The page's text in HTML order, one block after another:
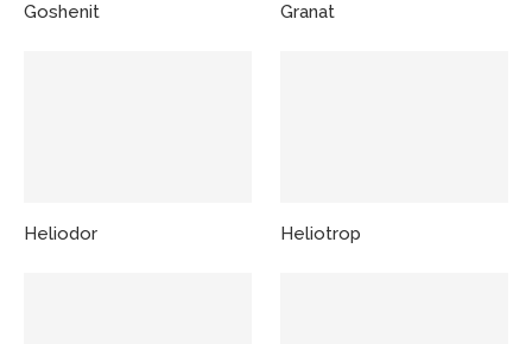
Goshenit Granat
Heliodor Heliotrop